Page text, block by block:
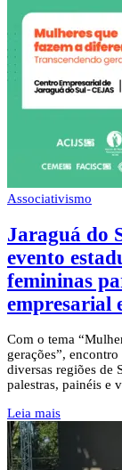
Associativismo
Jaraguá do
evento
femininas
empresarial
Com o tema
gerações”,
diversas regiões de
palestras, painéis e
Leia mais